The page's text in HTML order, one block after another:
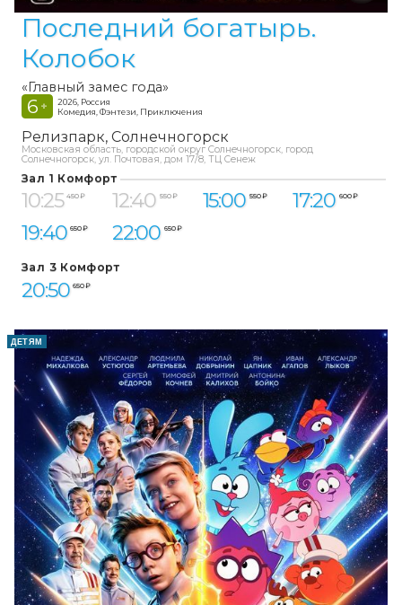
Последний богатырь.
Колобок
«Главный замес года»
6 +
2026, Россия
Комедия, Фэнтези, Приключения
Релизпарк Солнечногорск
Московская область, городской округ Солнечногорск, город
Солнечногорск, ул. Почтовая, дом 17/8, ТЦ Сенеж
Зал 1 Комфорт
10:25 450 ₽ 12:40 550 ₽ 15:00 550 ₽ 17:20 600 ₽
19:40 650 ₽ 22:00 650 ₽
Зал 3 Комфорт
20:50 650 ₽
ДЕТЯМ